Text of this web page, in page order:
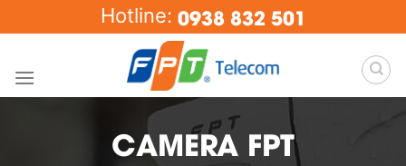
to
Hotline: 0938 832 501
CAMERA FPT